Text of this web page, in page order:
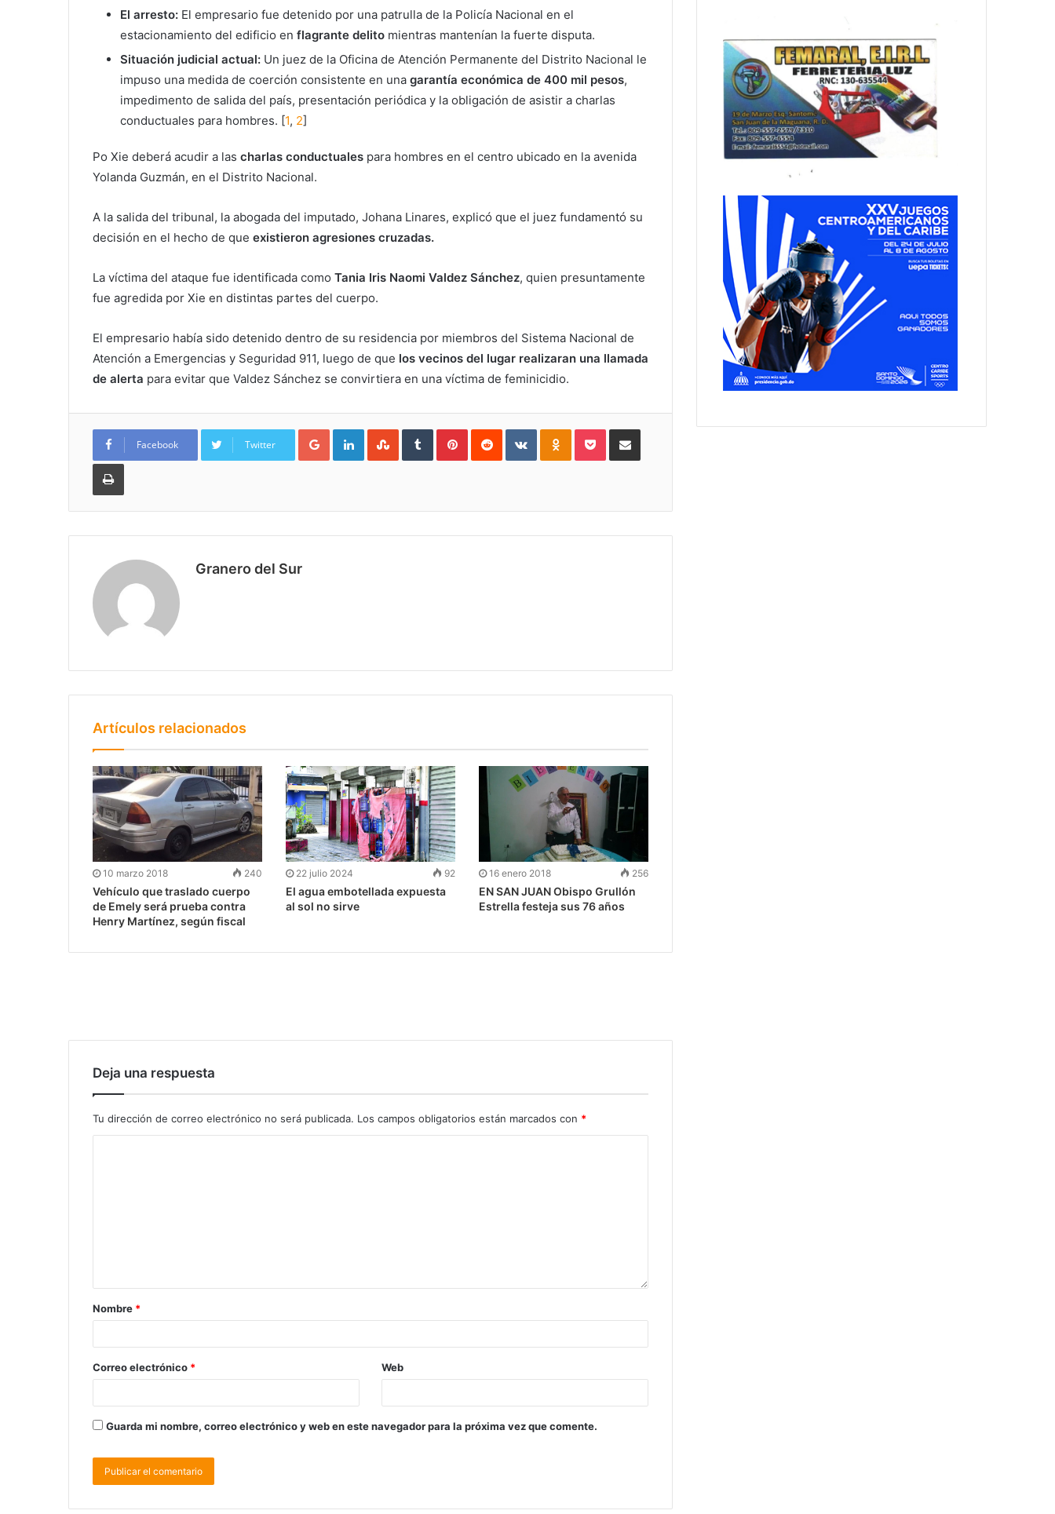
El arresto: El empresario fue detenido por una patrulla de la Policía Nacional en el
estacionamiento del edificio en flagrante delito mientras mantenían la fuerte disputa.
Situación judicial actual: Un juez de la Oficina de Atención Permanente del Distrito Nacional le
impuso una medida de coerción consistente en una garantía económica de 400 mil pesos,
impedimento de salida del país, presentación periódica y la obligación de asistir a charlas
conductuales para hombres. [1, 2]
Po Xie deberá acudir a las charlas conductuales para hombres en el centro ubicado en la avenida
Yolanda Guzmán, en el Distrito Nacional.
A la salida del tribunal, la abogada del imputado, Johana Linares, explicó que el juez fundamentó su
decisión en el hecho de que existieron agresiones cruzadas.
La víctima del ataque fue identificada como Tania Iris Naomi Valdez Sánchez, quien presuntamente
fue agredida por Xie en distintas partes del cuerpo.
El empresario había sido detenido dentro de su residencia por miembros del Sistema Nacional de
Atención a Emergencias y Seguridad 911, luego de que los vecinos del lugar realizaran una llamada
de alerta para evitar que Valdez Sánchez se convirtiera en una víctima de feminicidio.
Facebook Twitter
Google+LinkedInStumbleUpon
TumblrPinterestReddit VKontakteOdnoklassniki
PocketCompartir por Correo
Imprimir
Granero del Sur
Artículos relacionados
10 marzo 2018 240
Vehículo que traslado cuerpo
de Emely será prueba contra
Henry Martínez, según fiscal
22 julio 2024 92
El agua embotellada expuesta
al sol no sirve
16 enero 2018 256
EN SAN JUAN Obispo Grullón
Estrella festeja sus 76 años
Deja una respuesta
Tu dirección de correo electrónico no será publicada. Los campos obligatorios están marcados con *
Nombre *
Correo electrónico * Web
Guarda mi nombre, correo electrónico y web en este navegador para la próxima vez que comente.